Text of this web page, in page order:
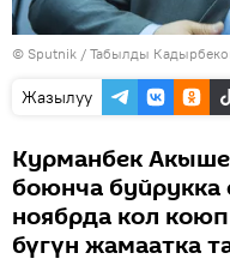
© Sputnik / Табылды
Жазылуу
Курманбек
боюнча
ноябрда кол
бүгүн жамаатка